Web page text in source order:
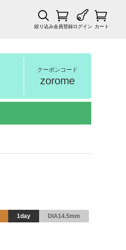
絞り込み会員登録ログイン カート
クーポンコード
zorome
1day
DIA14.5mm